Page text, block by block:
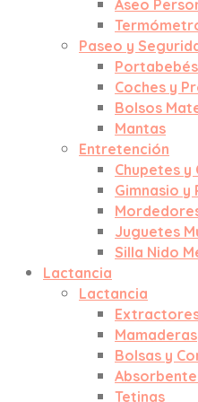
Aseo
Paseo y
Portabebés
Coches y
Bolsos
Mantas
Entretención
Chupetes y
Gimnasio y
Juguetes
Silla Nido
Lactancia
Lactancia
Mamaderas
Bolsas y
Tetinas